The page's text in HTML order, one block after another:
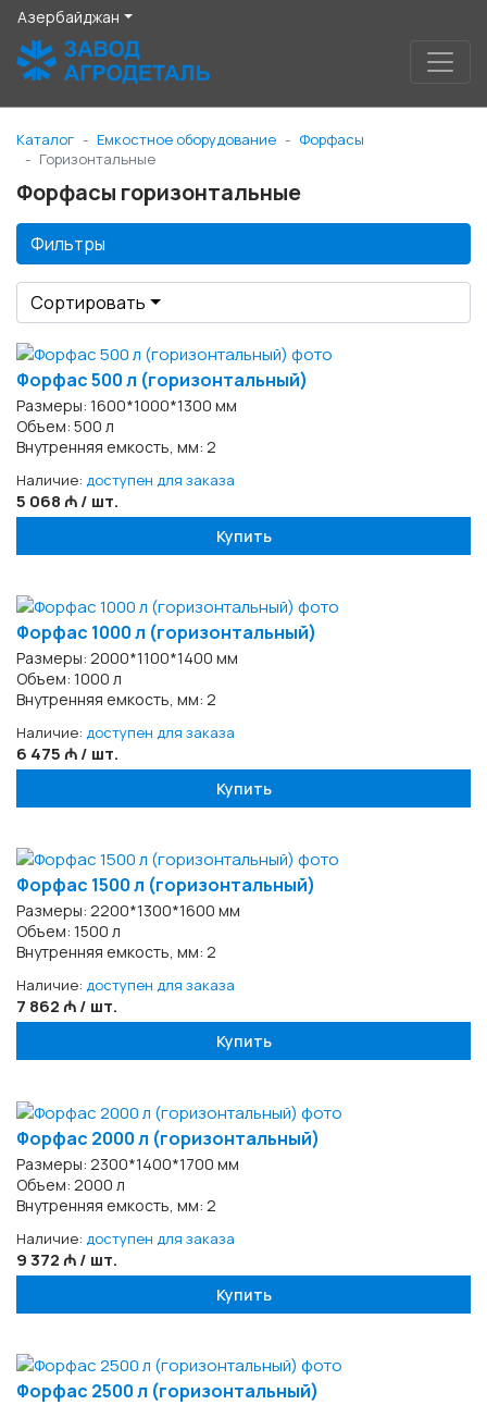
Азербайджан
Каталог Емкостное оборудование
Форфасы
Горизонтальные
Форфасы горизонтальные
Фильтры
Сортировать
Форфас 500 л (горизонтальный)
Размеры: 1600*1000*1300 мм
Объем: 500 л
Внутренняя емкость, мм: 2
Наличие: доступен для заказа
5 068 ₼ / шт.
Купить
Форфас 1000 л (горизонтальный)
Размеры: 2000*1100*1400 мм
Объем: 1000 л
Внутренняя емкость, мм: 2
Наличие: доступен для заказа
6 475 ₼ / шт.
Купить
Форфас 1500 л (горизонтальный)
Размеры: 2200*1300*1600 мм
Объем: 1500 л
Внутренняя емкость, мм: 2
Наличие: доступен для заказа
7 862 ₼ / шт.
Купить
Форфас 2000 л (горизонтальный)
Размеры: 2300*1400*1700 мм
Объем: 2000 л
Внутренняя емкость, мм: 2
Наличие: доступен для заказа
9 372 ₼ / шт.
Купить
Форфас 2500 л (горизонтальный)